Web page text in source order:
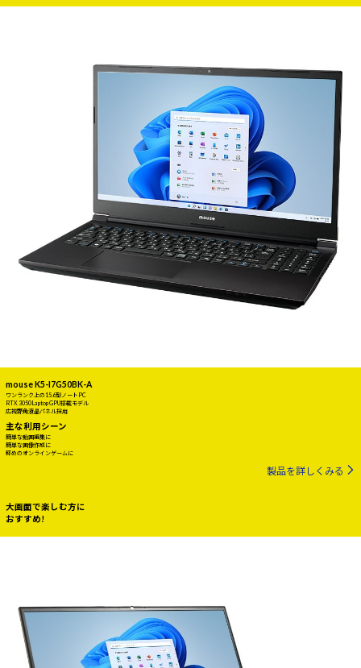
mouse K5-I7G50BK-A
ワンランク上の15.6型ノートPC
RTX 3050 Laptop GPU搭載モデル
広視野角液晶パネル採用
主な利用シーン
簡単な動画編集に
簡単な画像作成に
軽めのオンラインゲームに
製品を詳しくみる
大画面で楽しむ方に
おすすめ!